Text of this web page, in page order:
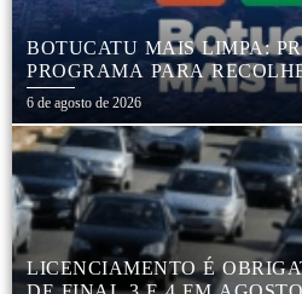
BOTUCATU MAIS LIMPA:
PROGRAMA PARA
COLCHÕES E OUTROS
6 de agosto de 2026
LICENCIAMENTO É